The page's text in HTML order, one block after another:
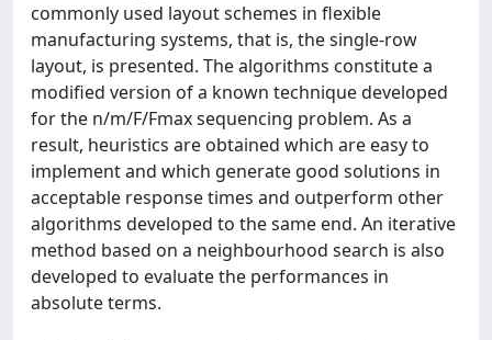
commonly used layout schemes in flexible
manufacturing systems, that is, the single-row
layout, is presented. The algorithms constitute a
modified version of a known technique developed
for the n/m/F/Fmax sequencing problem. As a
result, heuristics are obtained which are easy to
implement and which generate good solutions in
acceptable response times and outperform other
algorithms developed to the same end. An iterative
method based on a neighbourhood search is also
developed to evaluate the performances in
absolute terms.